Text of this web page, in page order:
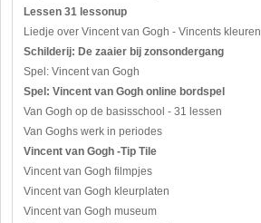
Lessen 31 lessonup
Liedje over Vincent van Gogh - Vincents kleuren
Schilderij: De zaaier bij zonsondergang
Spel: Vincent van Gogh
Spel: Vincent van Gogh online bordspel
Van Gogh op de basisschool - 31 lessen
Van Goghs werk in periodes
Vincent van Gogh -Tip Tile
Vincent van Gogh filmpjes
Vincent van Gogh kleurplaten
Vincent van Gogh museum